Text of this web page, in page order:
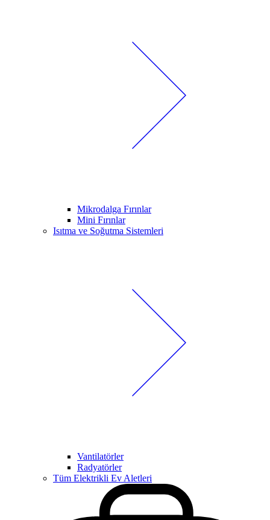
Mikrodalga Fırınlar
Mini Fırınlar
Isıtma ve Soğutma Sistemleri
Vantilatörler
Radyatörler
Tüm Elektrikli Ev Aletleri